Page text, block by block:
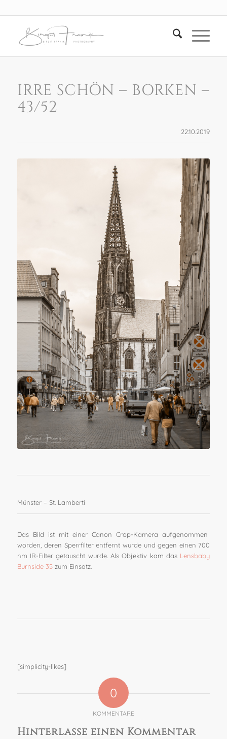
IRRE SCHÖN – BORKEN –
43/52
22.10.2019
Münster – St. Lamberti
Das Bild ist mit einer Canon Crop-Kamera aufgenommen
worden, deren Sperrfilter entfernt wurde und gegen einen 700
nm IR-Filter getauscht wurde. Als Objektiv kam das Lensbaby
Burnside 35zum Einsatz.
[simplicity-likes]
0
KOMMENTARE
Hinterlasse einen Kommentar